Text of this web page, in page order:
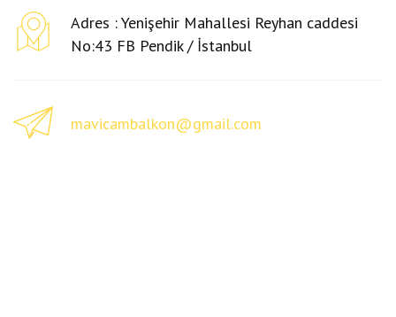
Adres : Yenişehir Mahallesi Reyhan caddesi
No:43 FB Pendik / İstanbul
mavicambalkon@gmail.com